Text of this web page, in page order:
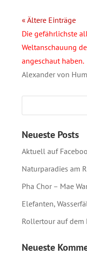
« Ältere Einträge
Die gefährlichste
Weltanschauung
angeschaut haben.
Alexander von
Neueste Posts
Aktuell auf
Naturparadies am
Pha Chor – Mae
Elefanten,
Rollertour auf dem
Neueste